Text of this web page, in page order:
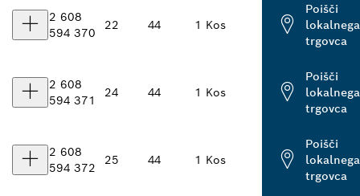
2 608
594 370
22 44 1 Kos
Poišči
lokalnega
trgovca
2 608
594 371
24 44 1 Kos
Poišči
lokalnega
trgovca
2 608
594 372
25 44 1 Kos
Poišči
lokalnega
trgovca